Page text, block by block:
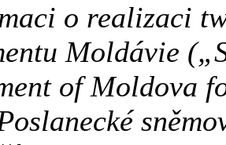
o realizaci
Moldávie
of Moldova